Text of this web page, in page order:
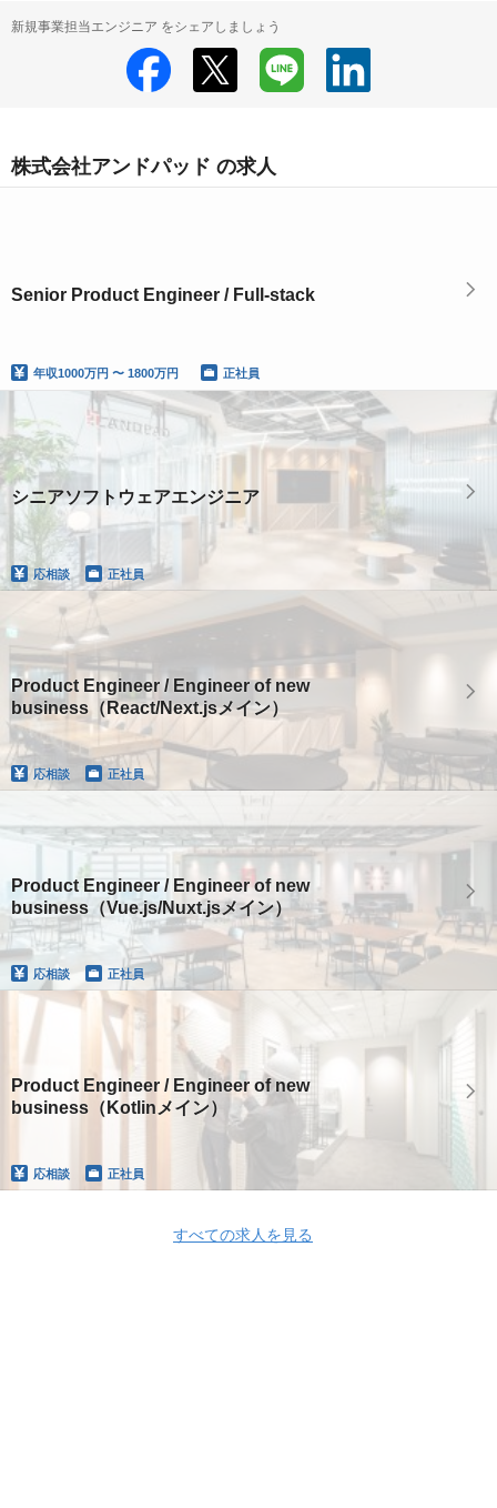
新規事業担当エンジニア をシェアしましょう
株式会社アンドパッド の求人
Senior Product Engineer / Full-stack
年収1000万円 〜 1800万円 正社員
シニアソフトウェアエンジニア
応相談 正社員
Product Engineer / Engineer of new
business（React/Next.jsメイン）
応相談 正社員
Product Engineer / Engineer of new
business（Vue.js/Nuxt.jsメイン）
応相談 正社員
Product Engineer / Engineer of new
business（Kotlinメイン）
応相談 正社員
すべての求人を見る